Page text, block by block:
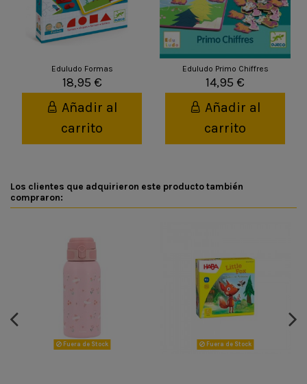
Eduludo Formas
18,95 €
Añadir al
carrito
Eduludo Primo Chiffres
14,95 €
Añadir al
carrito
Los clientes que adquirieron este producto también
compraron:
Fuera de Stock Fuera de Stock